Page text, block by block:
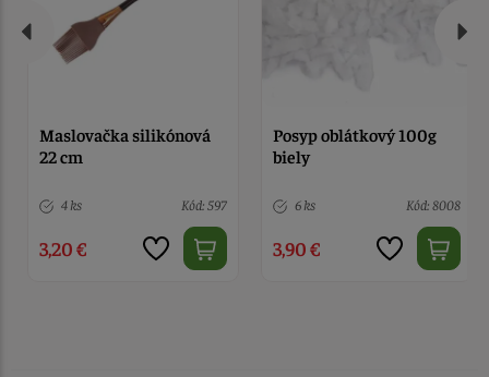
Maslovačka silikónová
22 cm
4 ks Kód: 597
3,20 €
Posyp oblátkový 100g
biely
6 ks Kód: 8008
3,90 €